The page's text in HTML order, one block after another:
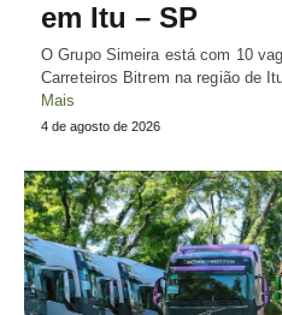
em Itu – SP
O Grupo Simeira está com 10
Carreteiros Bitrem na região de
Mais
4 de agosto de 2026